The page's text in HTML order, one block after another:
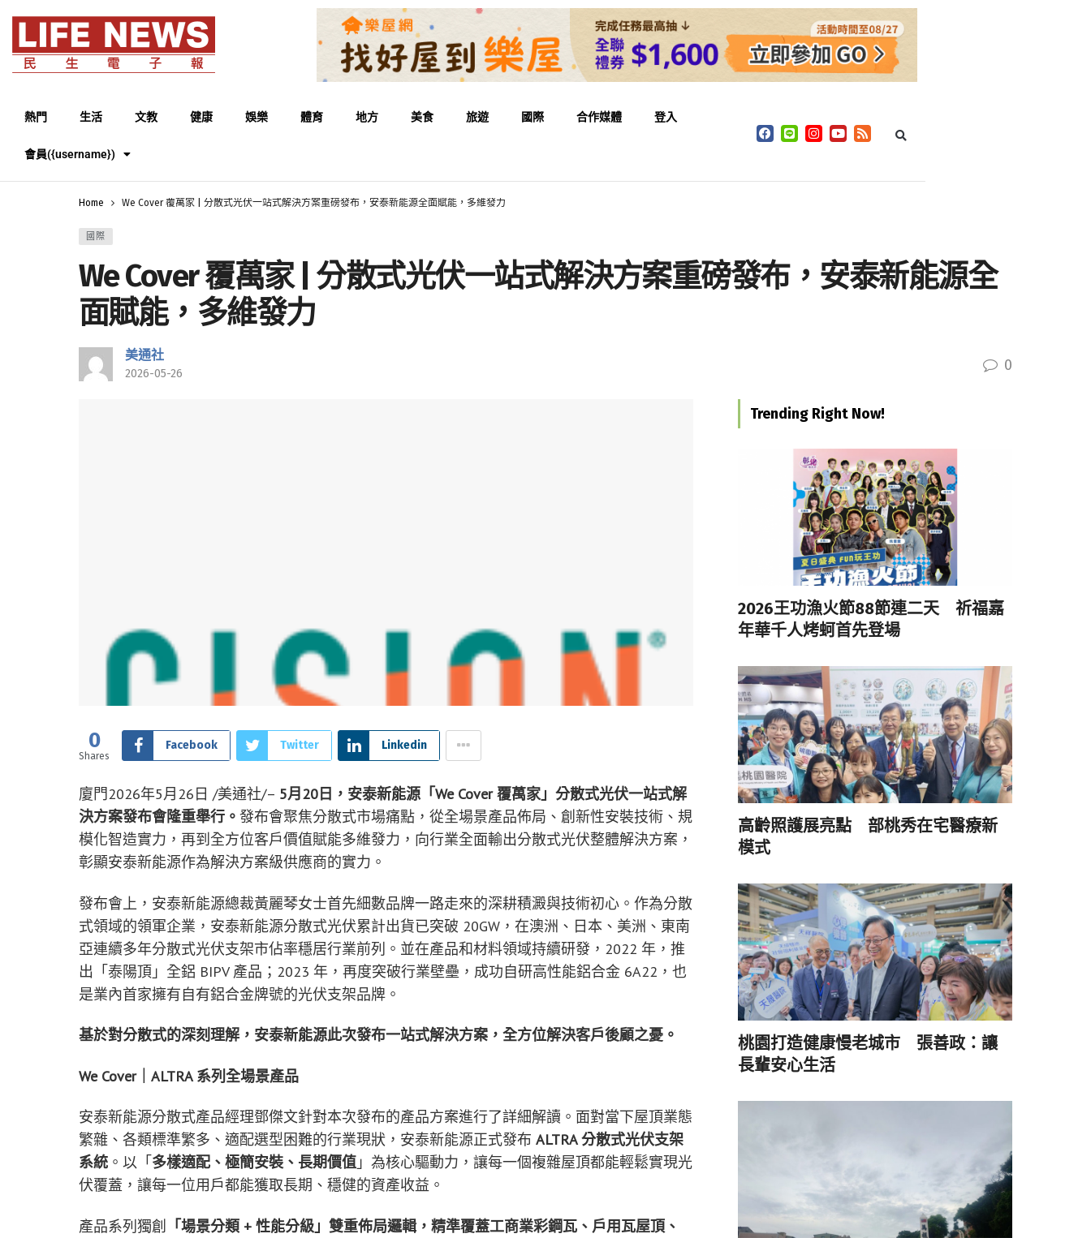
熱門 生活 文教 健康 娛樂 體育 地方 美食 旅遊 國際 合作媒體 登入
會員({username})
Home We Cover 覆萬家 | 分散式光伏一站式解決方案重磅發布，安泰新能源全面賦能，多維發力
國際
We Cover 覆萬家 | 分散式光伏一站式解決方案重磅發布，安泰新能源全
面賦能，多維發力
美通社
2026-05-26 0
0
Shares
Facebook Twitter Linkedin
廈門2026年5月26日 /美通社/– 5月20日，安泰新能源「We Cover 覆萬家」分散式光伏一站式解
決方案發布會隆重舉行。 發布會聚焦分散式市場痛點，從全場景產品佈局、創新性安裝技術、規
模化智造實力，再到全方位客戶價值賦能多維發力，向行業全面輸出分散式光伏整體解決方案，
彰顯安泰新能源作為解決方案級供應商的實力。
發布會上，安泰新能源總裁黃麗琴女士首先細數品牌一路走來的深耕積澱與技術初心。作為分散
式領域的領軍企業，安泰新能源分散式光伏累計出貨已突破 20GW，在澳洲、日本、美洲、東南
亞連續多年分散式光伏支架市佔率穩居行業前列。並在產品和材料領域持續研發，2022 年，推
出「泰陽頂」全鋁 BIPV 產品；2023 年，再度突破行業壁壘，成功自研高性能鋁合金 6A22，也
是業內首家擁有自有鋁合金牌號的光伏支架品牌。
基於對分散式的深刻理解，安泰新能源此次發布一站式解決方案，全方位解決客戶後顧之憂。
We Cover｜ALTRA 系列全場景產品
安泰新能源分散式產品經理鄧傑文針對本次發布的產品方案進行了詳細解讀。面對當下屋頂業態
繁雜、各類標準繁多、適配選型困難的行業現狀，安泰新能源正式發布 ALTRA 分散式光伏支架
系統 。以「多樣適配、極簡安裝、長期價值 」為核心驅動力，讓每一個複雜屋頂都能輕鬆實現光
伏覆蓋，讓每一位用戶都能獲取長期、穩健的資產收益。
產品系列獨創 「場景分類 + 性能分級」雙重佈局邏輯，精準覆蓋工商業彩鋼瓦、戶用瓦屋頂、
Trending Right Now!
2026王功漁火節88節連二天 祈福嘉
年華千人烤蚵首先登場
高齡照護展亮點 部桃秀在宅醫療新
模式
桃園打造健康慢老城市 張善政：讓
長輩安心生活